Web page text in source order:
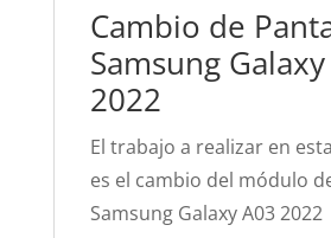
Cambio de
Samsung
2022
El trabajo a realizar en
es el cambio del módulo
Samsung Galaxy A03 2022